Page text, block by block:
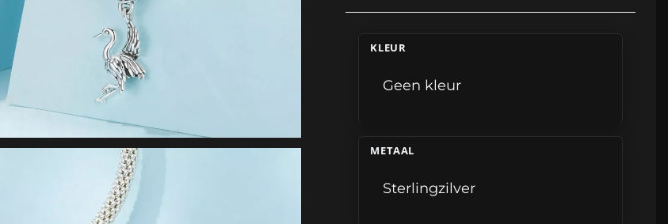
KLEUR
Geen kleur
METAAL
Sterlingzilver